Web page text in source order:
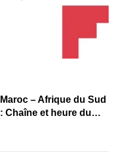
Maroc – Afrique du Sud
: Chaîne et heure du